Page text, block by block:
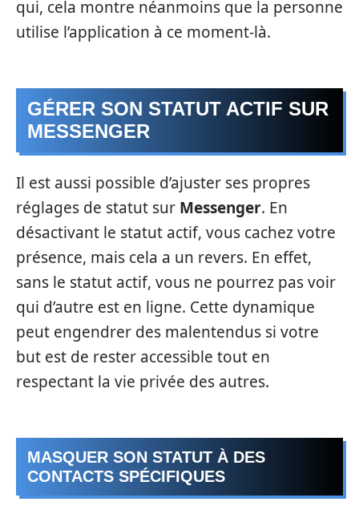
qui, cela montre néanmoins que la personne
utilise l’application à ce moment-là.
GÉRER SON STATUT ACTIF SUR
MESSENGER
Il est aussi possible d’ajuster ses propres
réglages de statut sur Messenger. En
désactivant le statut actif, vous cachez votre
présence, mais cela a un revers. En effet,
sans le statut actif, vous ne pourrez pas voir
qui d’autre est en ligne. Cette dynamique
peut engendrer des malentendus si votre
but est de rester accessible tout en
respectant la vie privée des autres.
MASQUER SON STATUT À DES
CONTACTS SPÉCIFIQUES